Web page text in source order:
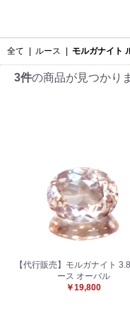
全て ルース モルガナイト
3件の商品が見つかり
【代行販売】モルガナイト
ース オーバル
￥19,800